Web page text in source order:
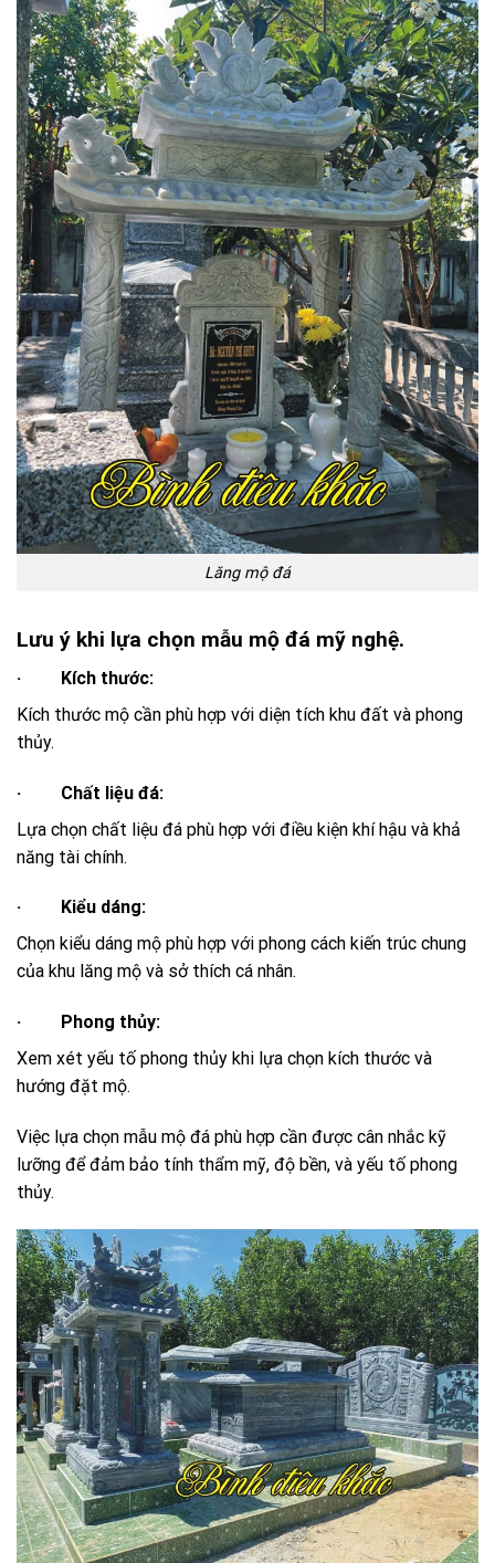
Lăng mộ đá
Lưu ý khi lựa chọn mẫu mộ đá mỹ nghệ.
· Kích thước:
Kích thước mộ cần phù hợp với diện tích khu đất và phong
thủy.
· Chất liệu đá:
Lựa chọn chất liệu đá phù hợp với điều kiện khí hậu và khả
năng tài chính.
· Kiểu dáng:
Chọn kiểu dáng mộ phù hợp với phong cách kiến trúc chung
của khu lăng mộ và sở thích cá nhân.
· Phong thủy:
Xem xét yếu tố phong thủy khi lựa chọn kích thước và
hướng đặt mộ.
Việc lựa chọn mẫu mộ đá phù hợp cần được cân nhắc kỹ
lưỡng để đảm bảo tính thẩm mỹ, độ bền, và yếu tố phong
thủy.